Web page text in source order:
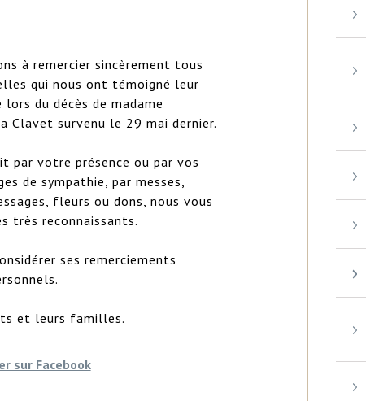
à remercier sincèrement tous
qui nous ont témoigné leur
lors du décès de madame
Clavet survenu le 29 mai dernier.
par votre présence ou par vos
de sympathie, par messes,
fleurs ou dons, nous vous
très reconnaissants.
ses remerciements
et leurs familles.
sur Facebook